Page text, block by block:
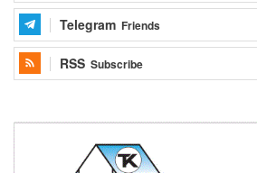
Telegram Friends
RSS Subscribe